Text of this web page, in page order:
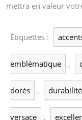
mettra en valeur
Étiquettes :
emblématique ,
dorés , durabilité
versace ,